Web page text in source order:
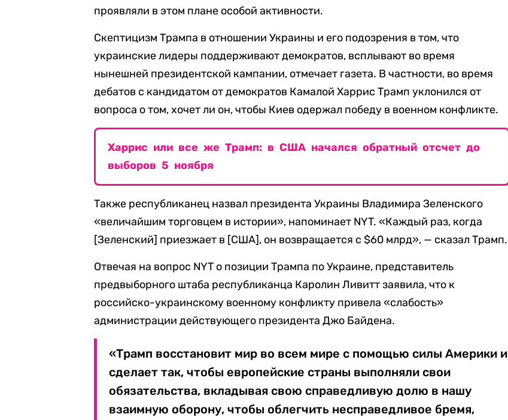
проявляли в этом плане особой активности.
Скептицизм Трампа в отношении Украины и его подозрения в том, что
украинские лидеры поддерживают демократов, всплывают во время
нынешней президентской кампании, отмечает газета. В частности, во время
дебатов с кандидатом от демократов Камалой Харрис Трамп уклонился от
вопроса о том, хочет ли он, чтобы Киев одержал победу в военном конфликте.
Харрис или все же Трамп: в США начался обратный отсчет до
выборов 5 ноября
Также республиканец назвал президента Украины Владимира Зеленского
«величайшим торговцем в истории», напоминает NYT. «Каждый раз, когда
[Зеленский] приезжает в [США], он возвращается с $60 млрд», — сказал Трамп.
Отвечая на вопрос NYT о позиции Трампа по Украине, представитель
предвыборного штаба республиканца Каролин Ливитт заявила, что к
российско-украинскому военному конфликту привела «слабость»
администрации действующего президента Джо Байдена.
«Трамп восстановит мир во всем мире с помощью силы Америки и
сделает так, чтобы европейские страны выполняли свои
обязательства, вкладывая свою справедливую долю в нашу
взаимную оборону, чтобы облегчить несправедливое бремя,